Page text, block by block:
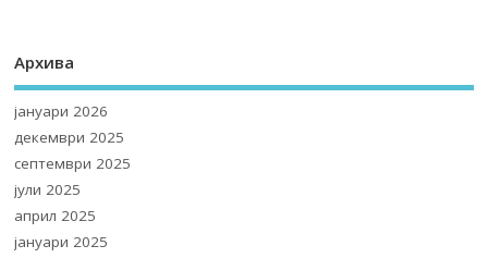
Архива
јануари 2026
декември 2025
септември 2025
јули 2025
април 2025
јануари 2025